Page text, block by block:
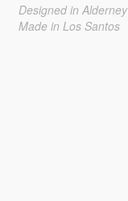
Designed in Alderney
Made in Los Santos